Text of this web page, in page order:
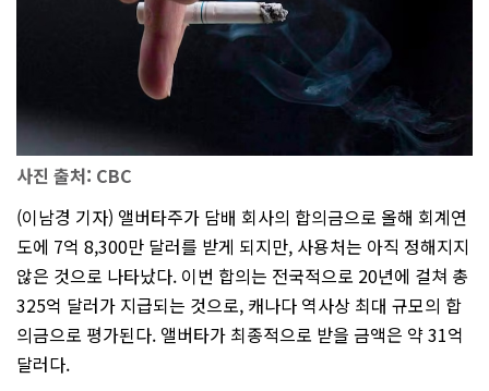
사진 출처: CBC
(이남경 기자) 앨버타주가 담배 회사의 합의금으로 올해 회계연
도에 7억 8,300만 달러를 받게 되지만, 사용처는 아직 정해지지
않은 것으로 나타났다. 이번 합의는 전국적으로 20년에 걸쳐 총
325억 달러가 지급되는 것으로, 캐나다 역사상 최대 규모의 합
의금으로 평가된다. 앨버타가 최종적으로 받을 금액은 약 31억
달러다.